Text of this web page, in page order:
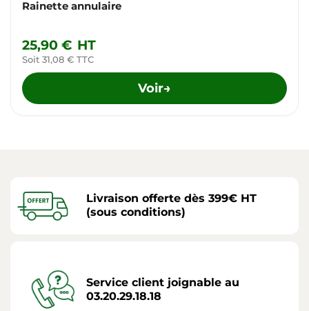
Rainette annulaire
25,90 € HT
Soit 31,08 € TTC
Voir→
Livraison offerte dès 399€ HT
(sous conditions)
Service client joignable au
03.20.29.18.18